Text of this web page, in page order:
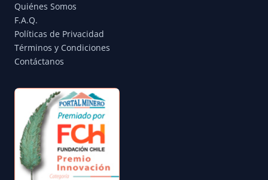
Quiénes Somos
F.A.Q.
Políticas de Privacidad
Términos y Condiciones
Contáctanos